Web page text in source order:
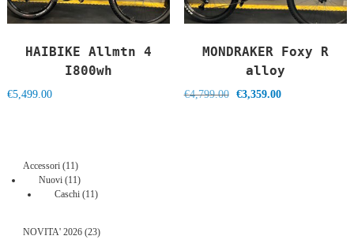
HAIBIKE Allmtn 4
I800wh
€5,499.00
MONDRAKER Foxy R
alloy
€4,799.00
Il
€3,359.00Il
Accessori 1111
prodotti
Nuovi 1111
prodotti
Caschi 1111
NOVITA' 2026 2323